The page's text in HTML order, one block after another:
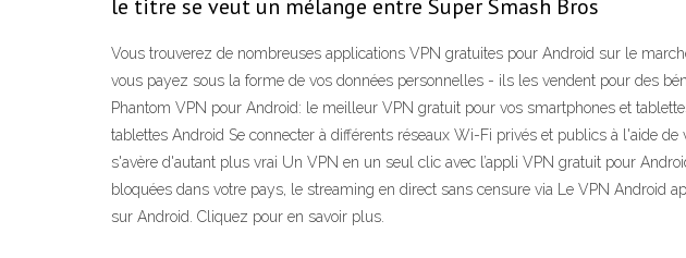
le titre se veut un mélange entre Super Smash Bros
Vous trouverez de nombreuses applications VPN gratuites pour Android sur le
vous payez sous la forme de vos données personnelles - ils les vendent pour des
Phantom VPN pour Android: le meilleur VPN gratuit pour vos smartphones et
tablettes Android Se connecter à différents réseaux Wi-Fi privés et publics à l'aide
s'avère d'autant plus vrai Un VPN en un seul clic avec l’appli VPN gratuit pour
bloquées dans votre pays, le streaming en direct sans censure via Le VPN Android
sur Android. Cliquez pour en savoir plus.